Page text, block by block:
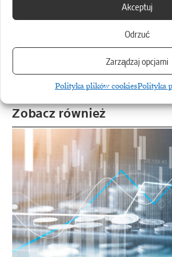
Akceptuj
Odrzuć
Zarządzaj opcjami
Polityka plików cookiesPolityka
Anthropic rezerwuje moc
dolarów. Dostawcą jest półroczny
Zobacz również